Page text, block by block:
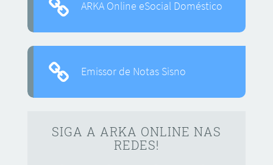
ARKA Online eSocial Doméstico
Emissor de Notas Sisno
SIGA A ARKA ONLINE NAS
REDES!